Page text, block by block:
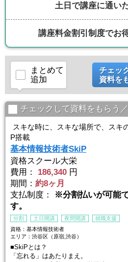
土日で講座に通い
講座料金割引制度でお
まとめて
追加
チェッ
資料を
チェックして資料をもらう
スキな時に、スキな場所で、スキ
P搭載
基本情報技術者SkiP
資格スクール大栄
費用：
186,340 円
期間： 約8ヶ月
支払制度：
※分割払いが可能
す。
分割 土日開講 夜間開講
就職支援
資格：基本情報技術者
エリア：渋谷区（原宿,渋谷）
■SkiPとは？
「忘れる」はあたりまえ。